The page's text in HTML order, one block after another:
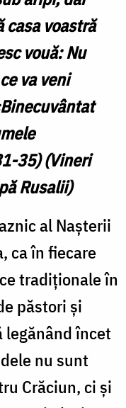
voastră
vouă: Nu
va veni
35) (Vineri
Rusalii)
al Nașterii
ca în fiecare
tradiționale în
păstori și
legănând încet
nu sunt
Crăciun, ci și